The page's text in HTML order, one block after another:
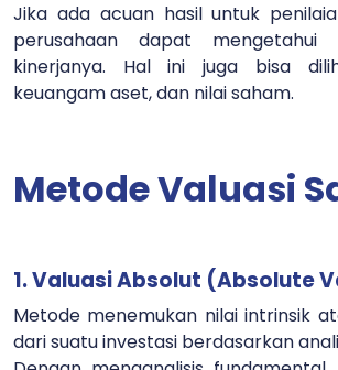
Jika ada acuan hasil untuk
perusahaan dapat mengetahui
kinerjanya. Hal ini juga bisa
keuangam aset, dan nilai saham.
Metode Valuasi
1. Valuasi Absolut (Absolute
Metode menemukan nilai intrinsik
dari suatu investasi berdasarkan